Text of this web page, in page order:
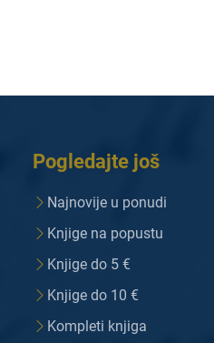
Pogledajte još
Najnovije u ponudi
Knjige na popustu
Knjige do 5 €
Knjige do 10 €
Kompleti knjiga